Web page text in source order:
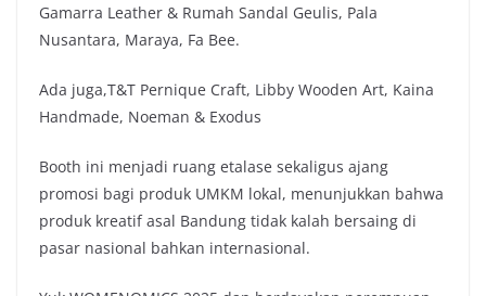
Gamarra Leather & Rumah Sandal Geulis, Pala
Nusantara, Maraya, Fa Bee.
Ada juga,T&T Pernique Craft, Libby Wooden Art, Kaina
Handmade, Noeman & Exodus
Booth ini menjadi ruang etalase sekaligus ajang
promosi bagi produk UMKM lokal, menunjukkan bahwa
produk kreatif asal Bandung tidak kalah bersaing di
pasar nasional bahkan internasional.